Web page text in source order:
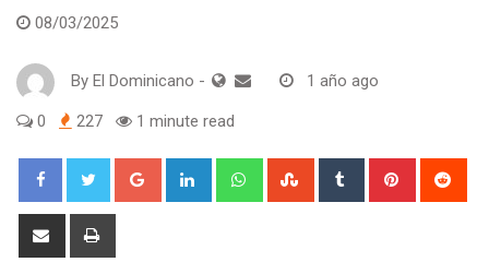
08/03/2025
By El Dominicano - 1 año ago
0 227 1 minute read
Google+ LinkedIn WhatsappStumbleUpon
Tumblr Pinterest
Share